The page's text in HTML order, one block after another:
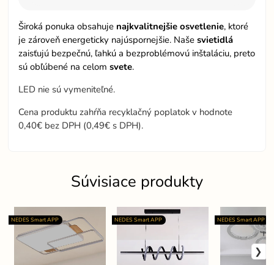
Široká ponuka obsahuje najkvalitnejšie osvetlenie, ktoré
je zároveň energeticky najúspornejšie. Našesvietidlá
zaisťujú bezpečnú, ľahkú a bezproblémovú inštaláciu, preto
sú obľúbené na celomsvete.
LED nie sú vymeniteľné.
Cena produktu zahŕňa recyklačný poplatok v hodnote
0,40€ bez DPH (0,49€ s DPH).
Súvisiace produkty
NEDES Smart APP NEDES Smart APP NEDES Smart APP